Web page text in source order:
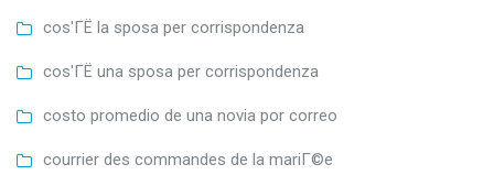
cos'ГЁ la sposa per corrispondenza
cos'ГЁ una sposa per corrispondenza
costo promedio de una novia por correo
courrier des commandes de la mariГ©e